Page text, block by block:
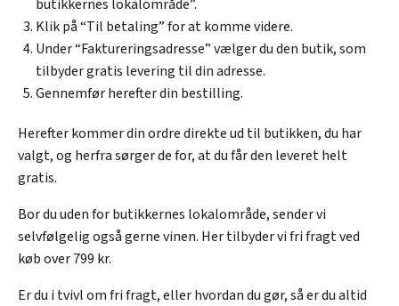
butikkernes lokalområde”.
Klik på “Til betaling” for at komme videre.
Under “Faktureringsadresse” vælger du den butik, som
tilbyder gratis levering til din adresse.
Gennemfør herefter din bestilling.
Herefter kommer din ordre direkte ud til butikken, du har
valgt, og herfra sørger de for, at du får den leveret helt
gratis.
Bor du uden for butikkernes lokalområde, sender vi
selvfølgelig også gerne vinen. Her tilbyder vi fri fragt ved
køb over 799 kr.
Er du i tvivl om fri fragt, eller hvordan du gør, så er du altid